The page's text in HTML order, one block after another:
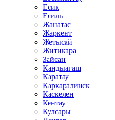
Есик
Есиль
Жанатас
Жаркент
Жетысай
Житикара
Зайсан
Кандыагаш
Каратау
Каркаралинск
Каскелен
Кентау
Кулсары